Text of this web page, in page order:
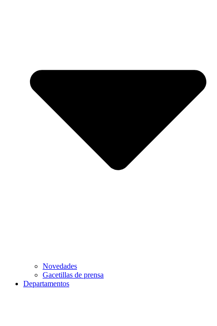
Novedades
Gacetillas de prensa
Departamentos